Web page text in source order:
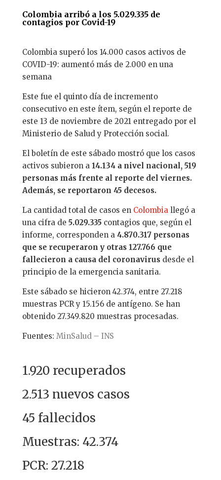
Colombia arribó a los 5.029.335 de
contagios por Covid-19
Colombia superó los 14.000 casos activos de
COVID-19: aumentó más de 2.000 en una
semana
Este fue el quinto día de incremento
consecutivo en este ítem, según el reporte de
este 13 de noviembre de 2021 entregado por el
Ministerio de Salud y Protección social.
El boletín de este sábado mostró que los casos
activos subieron a 14.134 a nivel nacional, 519
personas más frente al reporte del viernes.
Además, se reportaron 45 decesos.
La cantidad total de casos en Colombiallegó a
una cifra de 5.029.335contagios que, según el
informe, corresponden a 4.870.317 personas
que se recuperaron y otras 127.766 que
fallecieron a causa del coronavirusdesde el
principio de la emergencia sanitaria.
Este sábado se hicieron 42.374, entre 27.218
muestras PCR y 15.156 de antígeno. Se han
obtenido 27.349.820 muestras procesadas.
Fuentes: MinSalud – INS
1.920 recuperados
2.513 nuevos casos
45 fallecidos
Muestras: 42.374
PCR: 27.218